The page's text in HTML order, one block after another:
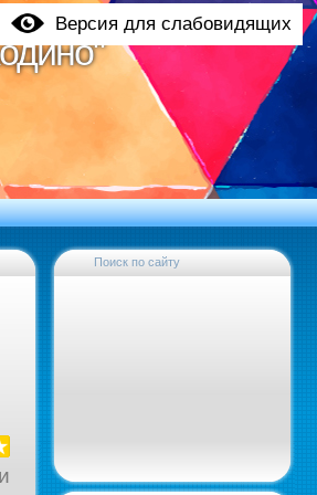
Версия для слабовидящих
Поиск по сайту